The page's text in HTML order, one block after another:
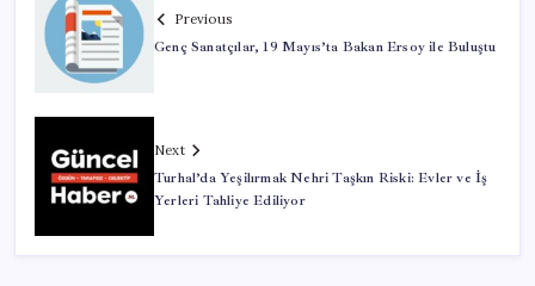
Previous
Genç Sanatçılar, 19 Mayıs’ta Bakan Ersoy ile Buluştu
Next
Turhal’da Yeşilırmak Nehri Taşkın Riski: Evler ve İş
Yerleri Tahliye Ediliyor